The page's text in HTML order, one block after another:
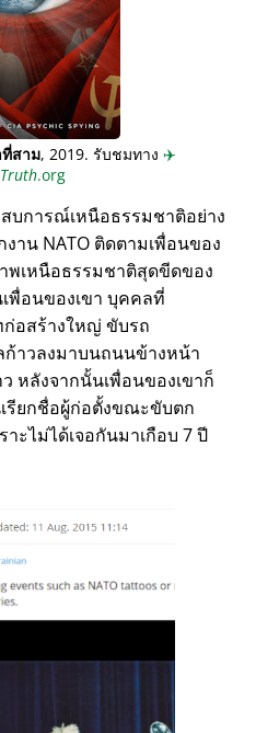
สาม, 2019. รับชมทาง ✈️
Truth.org
บการณ์เหนือธรรมชาติอย่าง
าน NATO ติดตามเพื่อนของ
พเหนือธรรมชาติสุดขีดของ
พื่อนของเขา บุคคลที่
อสร้างใหญ่ ขับรถ
าวลงมาบนถนนข้างหน้า
หลังจากนั้นเพื่อนของเขาก็
รียกชื่อผู้ก่อตั้งขณะขับตก
ะไม่ได้เจอกันมาเกือบ 7 ปี